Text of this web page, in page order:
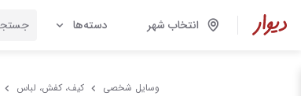
انتخاب شهر دسته‌ها
وسایل شخصی کیف، کفش، لباس